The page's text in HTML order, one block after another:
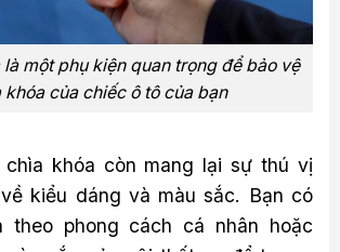
là một phụ kiện quan trọng để bảo vệ
khóa của chiếc ô tô của bạn
chìa khóa còn mang lại sự thú vị
kiểu dáng và màu sắc. Bạn có
theo phong cách cá nhân hoặc